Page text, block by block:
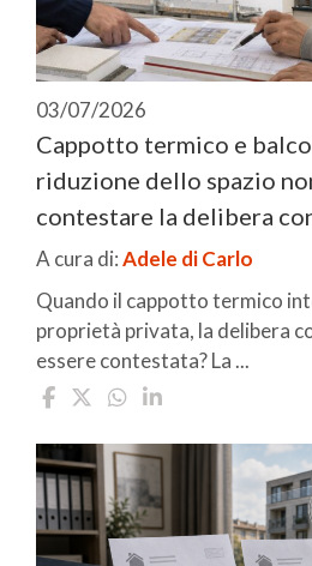
03/07/2026
Cappotto termico e
riduzione dello spazio
contestare la delibera
A cura di:Adele di Carlo
Quando il cappotto termico
proprietà privata, la delibera
essere contestata? La ...